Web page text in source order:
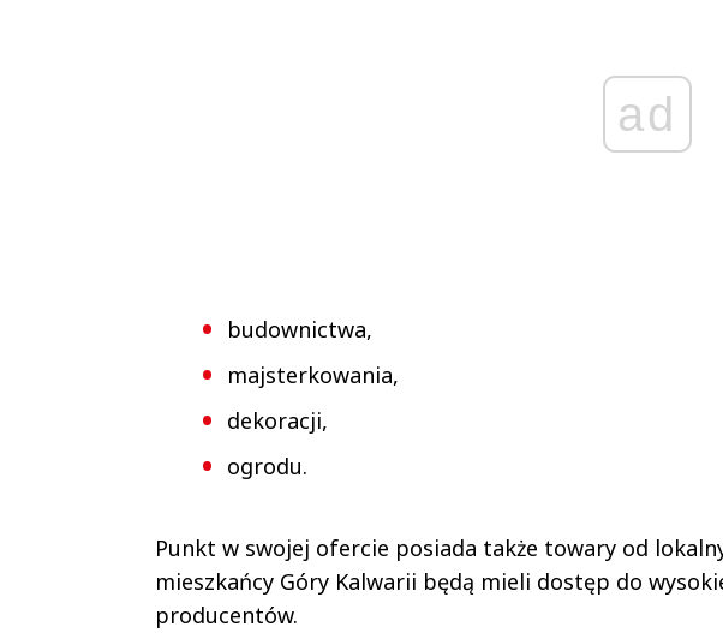
ad
budownictwa,
majsterkowania,
dekoracji,
ogrodu.
Punkt w swojej ofercie posiada także towary od
mieszkańcy Góry Kalwarii będą mieli dostęp do
producentów.